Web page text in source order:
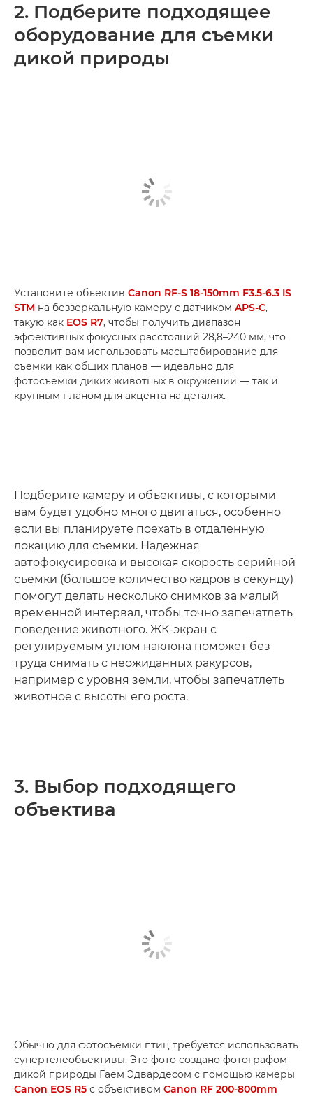
2. Подберите подходящее
оборудование для съемки
дикой природы
Установите объектив Canon RF-S 18-150mm F3.5-6.3 IS
STM на беззеркальную камеру с датчиком APS-C,
такую как EOS R7, чтобы получить диапазон
эффективных фокусных расстояний 28,8–240 мм, что
позволит вам использовать масштабирование для
съемки как общих планов — идеально для
фотосъемки диких животных в окружении — так и
крупным планом для акцента на деталях.
Подберите камеру и объективы, с которыми
вам будет удобно много двигаться, особенно
если вы планируете поехать в отдаленную
локацию для съемки. Надежная
автофокусировка и высокая скорость серийной
съемки (большое количество кадров в секунду)
помогут делать несколько снимков за малый
временной интервал, чтобы точно запечатлеть
поведение животного. ЖК-экран с
регулируемым углом наклона поможет без
труда снимать с неожиданных ракурсов,
например с уровня земли, чтобы запечатлеть
животное с высоты его роста.
3. Выбор подходящего
объектива
Обычно для фотосъемки птиц требуется использовать
супертелеобъективы. Это фото создано фотографом
дикой природы Гаем Эдвардесом с помощью камеры
Canon EOS R5 с объективом Canon RF 200-800mm